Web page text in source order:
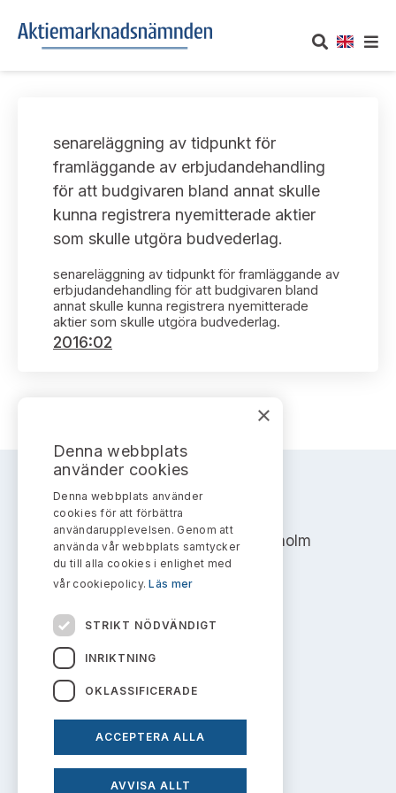
Om oss
Vårt uppdrag
Informationsgivning
Arbetssätt och jävsfrågor
Stadgar
Huvudmän
Verksamhetsberättelser
Publikationer och anföranden
UTTALANDEN
Om nämndens uttalanden
Framställningar och konsultation
Uttalanden sorterade efter publiceringsdatum
Samtliga uttalanden sorterade årsvis
Avgifter
Prenumerera
TAKEOVER-REGLER
handelsplattformar
Nyheter och pressmeddelanden
Prenumerera
KONTAKT
senareläggning av tidpunkt för
framläggande av erbjudandehandling
för att budgivaren bland annat skulle
kunna registrera nyemitterade aktier
som skulle utgöra budvederlag.
senareläggning av tidpunkt för framläggande av
erbjudandehandling för att budgivaren bland
annat skulle kunna registrera nyemitterade
aktier som skulle utgöra budvederlag.
2016:02
AKTIEMARKNADSNÄMNDEN
Address: Box 7354, 103 90 Stockholm
info@aktiemarknadsnamnden.se
Om innehållet
Om webbplatsen
×
Denna webbplats
använder cookies
Denna webbplats använder
cookies för att förbättra
användarupplevelsen. Genom att
använda vår webbplats samtycker
du till alla cookies i enlighet med
vår cookiepolicy.Läs mer
STRIKT NÖDVÄNDIGT
INRIKTNING
OKLASSIFICERADE
ACCEPTERA ALLA
AVVISA ALLT